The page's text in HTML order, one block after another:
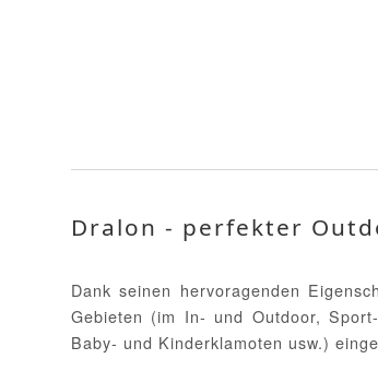
Dralon - perfekter
Dank seinen hervoragenden
Gebieten (im In- und Outdoor,
Baby- und Kinderklamoten usw.)